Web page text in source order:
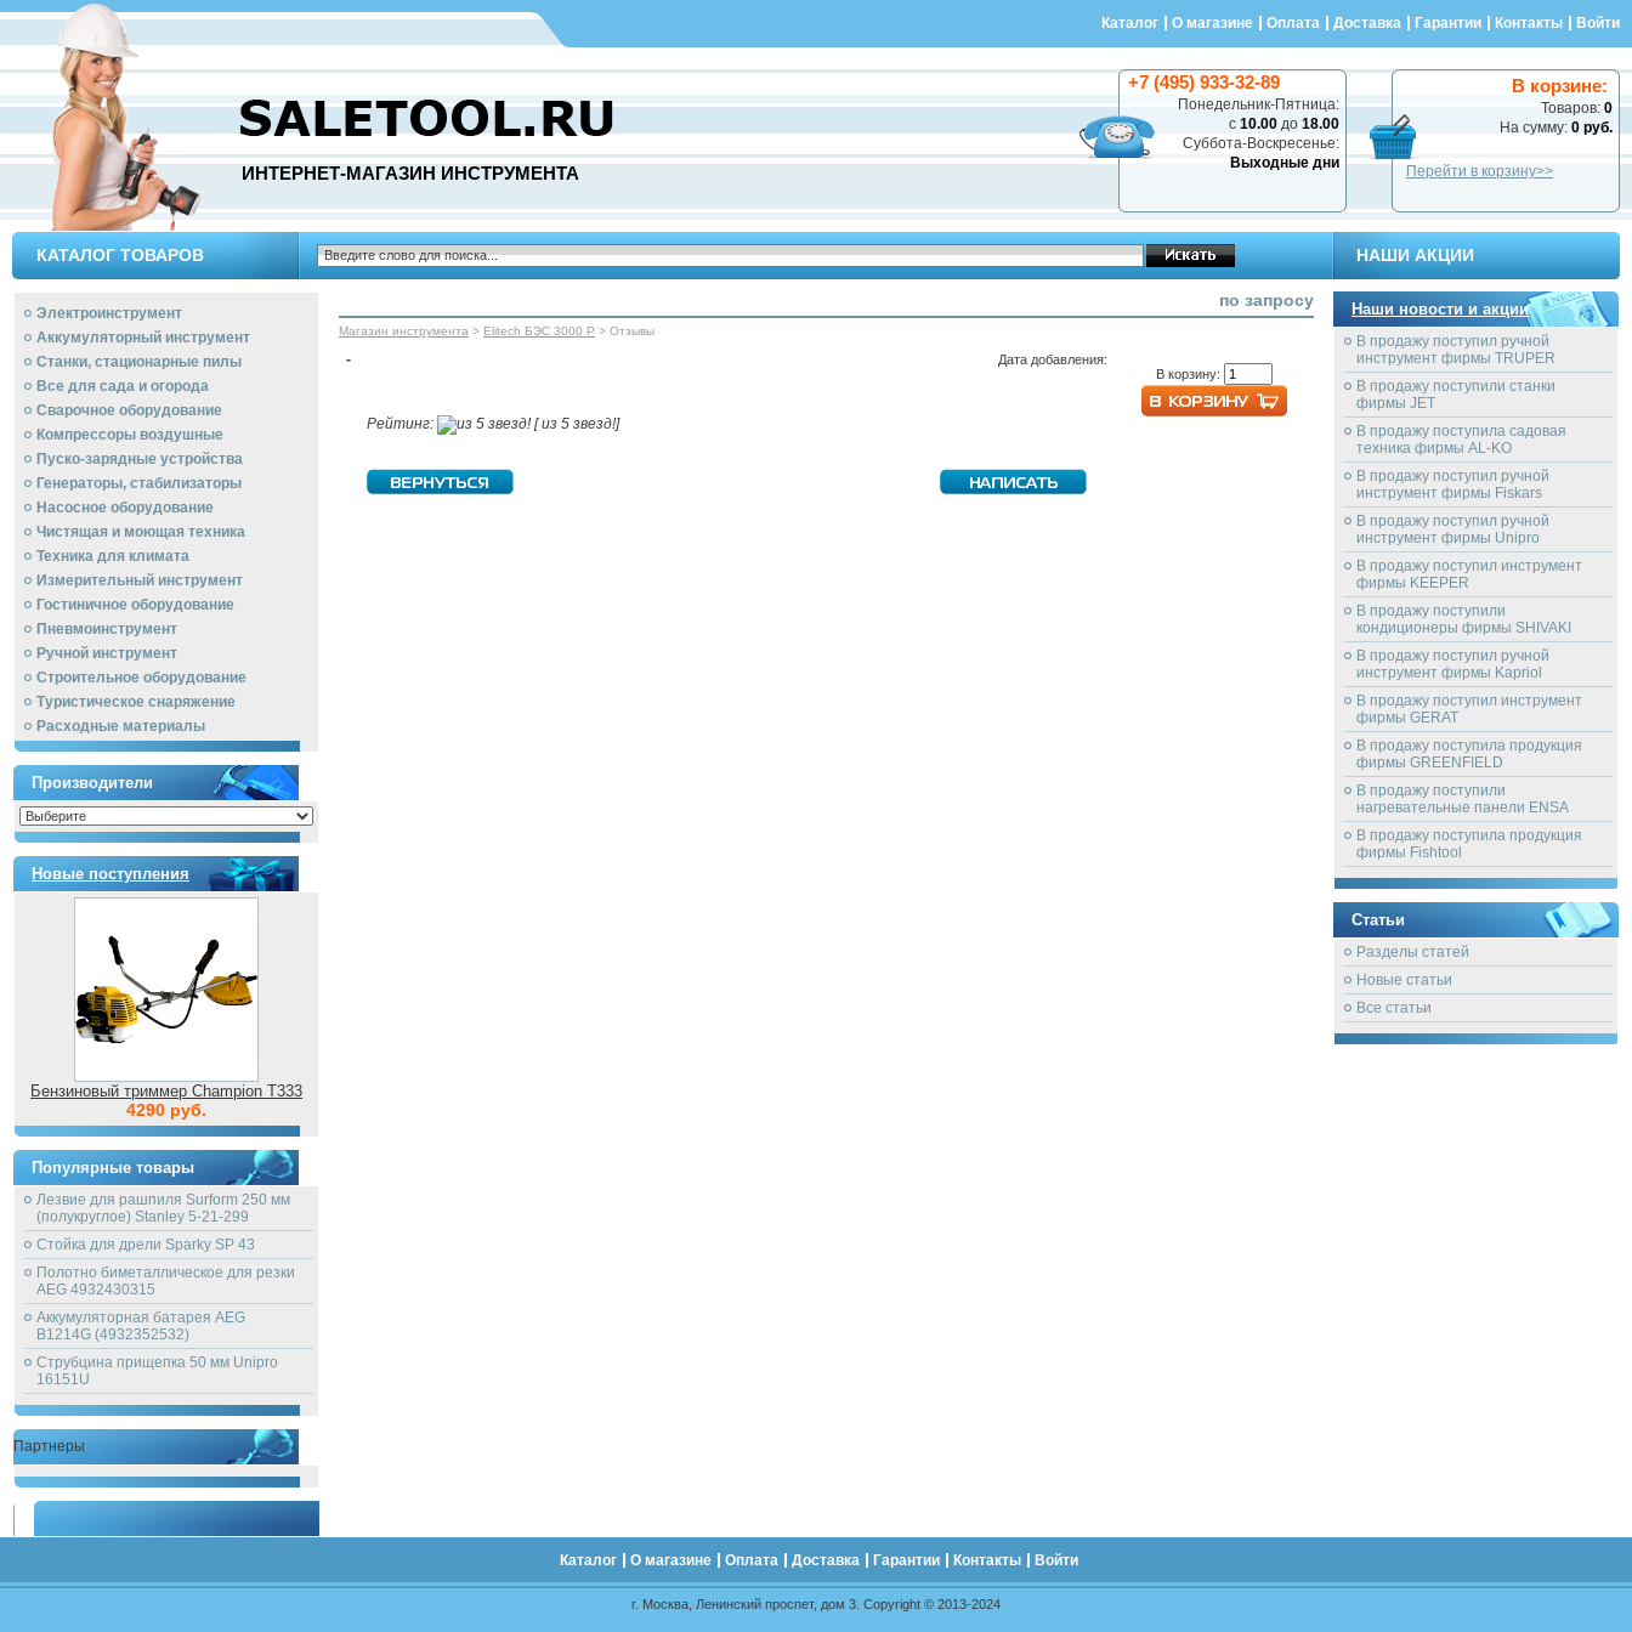
Каталог О магазине Оплата Доставка Гарантии Контакты Войти
ИНТЕРНЕТ-МАГАЗИН ИНСТРУМЕНТА
В корзине:
Товаров: 0
На сумму: 0 руб.
Перейти в корзину>>
+7 (495) 933-32-89
Понедельник-Пятница:
с 10.00 до 18.00
Суббота-Воскресенье:
Выходные дни
КАТАЛОГ ТОВАРОВ НАШИ АКЦИИ
Электроинструмент
Аккумуляторный инструмент
Станки, стационарные пилы
Все для сада и огорода
Сварочное оборудование
Компрессоры воздушные
Пуско-зарядные устройства
Генераторы, стабилизаторы
Насосное оборудование
Чистящая и моющая техника
Техника для климата
Измерительный инструмент
Гостиничное оборудование
Пневмоинструмент
Ручной инcтрумент
Строительное оборудование
Туристическое снаряжение
Расходные материалы
Производители
Новые поступления
Бензиновый триммер Champion T333
4290 руб.
Популярные товары
Лезвие для рашпиля Surform 250 мм
(полукруглое) Stanley 5-21-299
Стойка для дрели Sparky SP 43
Полотно биметаллическое для резки
AEG 4932430315
Аккумуляторная батарея AEG
B1214G (4932352532)
Струбцина прищепка 50 мм Unipro
16151U
Партнеры
по запросу
Магазин инструмента > Elitech БЭС 3000 Р > Отзывы
- Дата добавления:
Рейтинг: [ из 5 звезд!]
В корзину:
Наши новости и акции
В продажу поступил ручной
инструмент фирмы TRUPER
В продажу поступили станки
фирмы JET
В продажу поступила садовая
техника фирмы AL-KO
В продажу поступил ручной
инструмент фирмы Fiskars
В продажу поступил ручной
инструмент фирмы Unipro
В продажу поступил инструмент
фирмы KEEPER
В продажу поступили
кондиционеры фирмы SHIVAKI
В продажу поступил ручной
инструмент фирмы Kapriol
В продажу поступил инструмент
фирмы GERAT
В продажу поступила продукция
фирмы GREENFIELD
В продажу поступили
нагревательные панели ENSA
В продажу поступила продукция
фирмы Fishtool
Статьи
Разделы статей
Новые статьи
Все статьи
Каталог О магазине Оплата Доставка Гарантии Контакты Войти
г. Москва, Ленинский проспет, дом 3. Copyright © 2013-2024